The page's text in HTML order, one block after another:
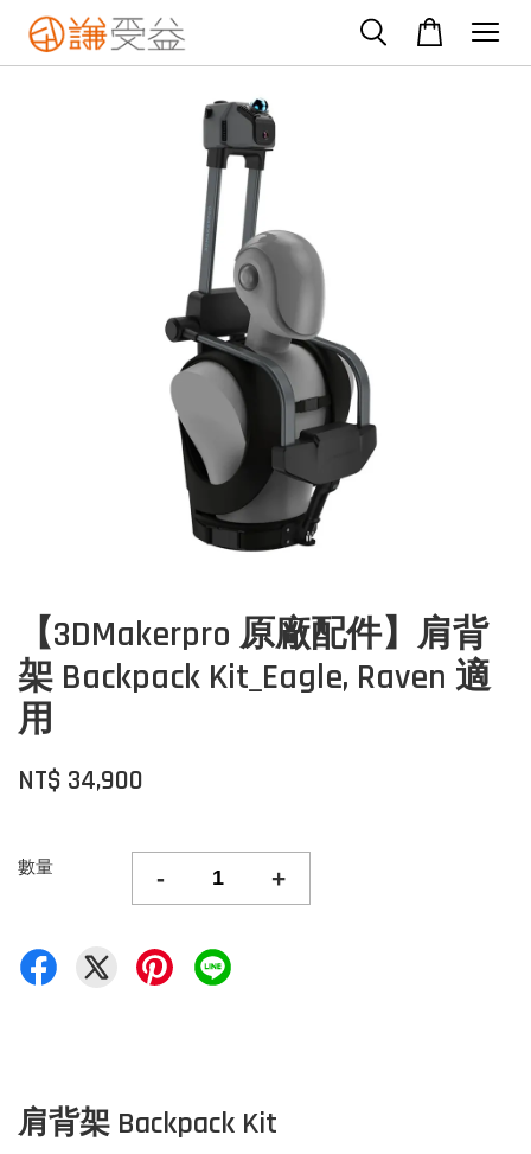
【3DMakerpro 原廠配件】肩背
架 Backpack Kit_Eagle, Raven 適
用
NT$ 34,900
數量 - +
肩背架 Backpack Kit